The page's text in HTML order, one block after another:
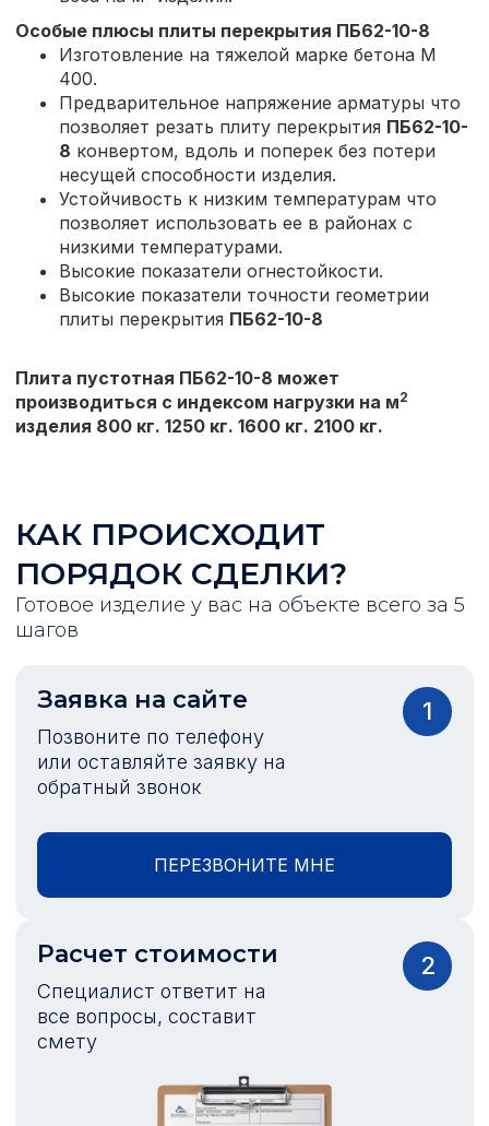
Особые плюсы плиты перекрытия ПБ62-10-8
Изготовление на тяжелой марке бетона М
400.
Предварительное напряжение арматуры что
позволяет резать плиту перекрытия ПБ62-10-
8 конвертом, вдоль и поперек без потери
несущей способности изделия.
Устойчивость к низким температурам что
позволяет использовать ее в районах с
низкими температурами.
Высокие показатели огнестойкости.
Высокие показатели точности геометрии
плиты перекрытия ПБ62-10-8
Плита пустотная ПБ62-10-8 может
производиться с индексом нагрузки на м2
изделия 800 кг. 1250 кг. 1600 кг. 2100 кг.
КАК ПРОИСХОДИТ
ПОРЯДОК СДЕЛКИ?
Готовое изделие у вас на объекте всего за 5
шагов
Заявка на сайте
Позвоните по телефону
или оставляйте заявку на
обратный звонок
1
ПЕРЕЗВОНИТЕ МНЕ
Расчет стоимости
Специалист ответит на
все вопросы, составит
смету
2